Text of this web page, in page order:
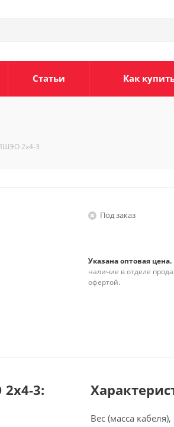
Статьи Как
2х4-3
Под заказ
Указана оптовая цена.
наличие в отделе
офертой.
3:
Вес (масса кабеля),